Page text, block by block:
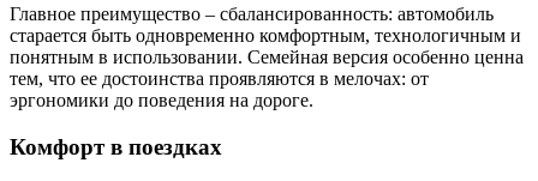
Главное преимущество – сбалансированность: автомобиль
старается быть одновременно комфортным, технологичным и
понятным в использовании. Семейная версия особенно ценна
тем, что ее достоинства проявляются в мелочах: от
эргономики до поведения на дороге.
Комфорт в поездках